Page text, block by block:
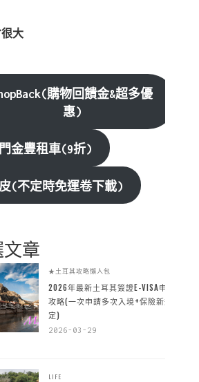
大
購物回饋金&超多優
惠)
金豐租車(9折)
(不定時免運卷下載)
章
★土耳其攻略懶人包
2026年最新土耳其簽證E-VISA申請
攻略(一次申請多次入境+保險新規
定)
2026-03-29
LIFE